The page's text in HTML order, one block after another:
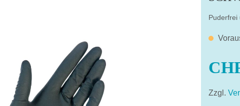
Puderfrei
Zzgl.